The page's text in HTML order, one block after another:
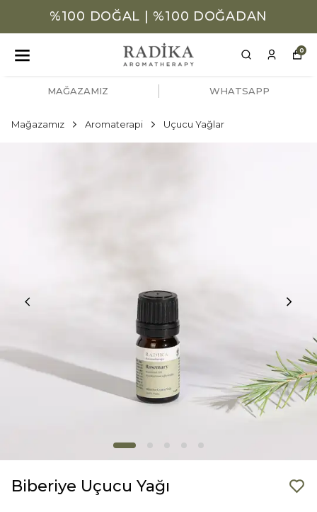
%100 DOĞAL | %100 DOĞADAN
0
MAĞAZAMIZ WHATSAPP
Mağazamız Aromaterapi Uçucu Yağlar
Biberiye Uçucu Yağı